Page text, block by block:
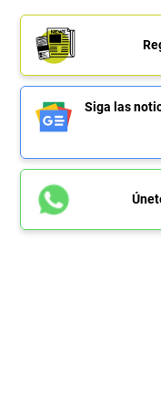
Siga las